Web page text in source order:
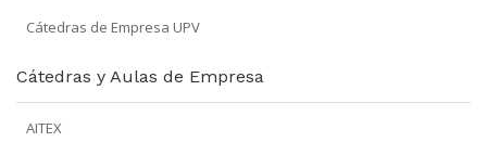
Cátedras de Empresa UPV
Cátedras y Aulas de Empresa
AITEX